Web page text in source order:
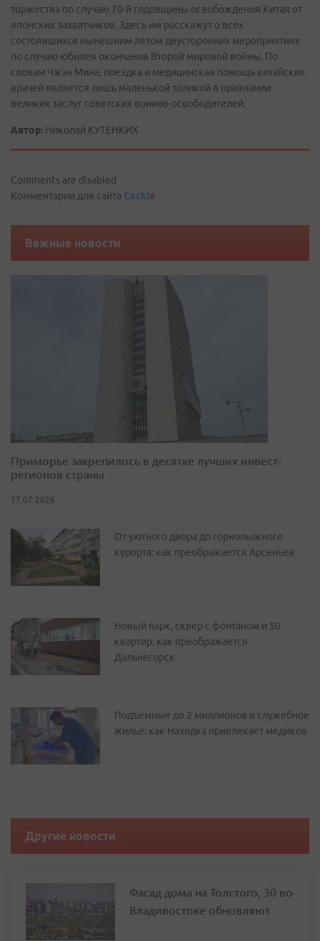
торжества по случаю 70-й годовщины освобождения Китая от
японских захватчиков. Здесь им расскажут о всех
состоявшихся нынешним летом двусторонних мероприятиях
по случаю юбилея окончания Второй мировой войны. По
словам Чжэн Мина, поездка и медицинская помощь китайских
врачей является лишь маленькой толикой в признании
великих заслуг советских воинов-освободителей.
Автор: Николай КУТЕНКИХ
Comments are disabled
Комментарии для сайта Cackle
Важные новости
Приморье закрепилось в десятке лучших инвест-
регионов страны
17.07.2026
От уютного двора до горнолыжного
курорта: как преображается Арсеньев
Новый парк, сквер с фонтаном и 50
квартир: как преображается
Дальнегорск
Подъемные до 2 миллионов и служебное
жилье: как Находка привлекает медиков
Другие новости
Фасад дома на Толстого, 30 во
Владивостоке обновляют